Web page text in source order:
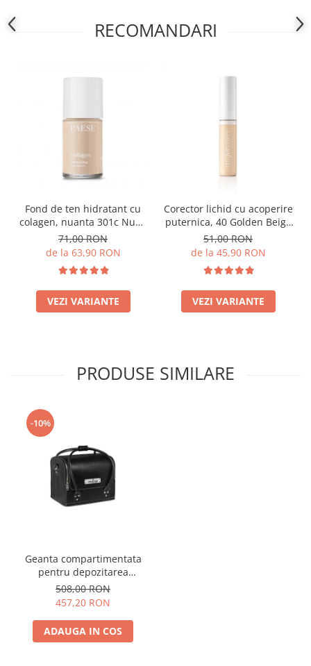
RECOMANDARI
Fond de ten hidratant cu
colagen, nuanta 301c Nude
- 30ml
71,00 RON
de la 63,90 RON
VEZI VARIANTE
Corector lichid cu acoperire
puternica, 40 Golden Beige
- 9ml
51,00 RON
de la 45,90 RON
VEZI VARIANTE
PRODUSE SIMILARE
-10%
Geanta compartimentata
pentru depozitarea
accesoriilor si produselor
de machiaj, Beauty Case
508,00 RON
457,20 RON
ADAUGA IN COS